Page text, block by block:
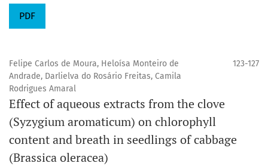
PDF
Felipe Carlos de Moura, Heloísa Monteiro de
Andrade, Darlielva do Rosário Freitas, Camila
Rodrigues Amaral
123-127
Effect of aqueous extracts from the clove
(Syzygium aromaticum) on chlorophyll
content and breath in seedlings of cabbage
(Brassica oleracea)